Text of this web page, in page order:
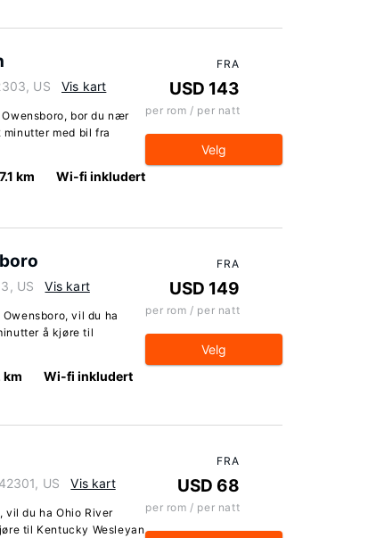
US Vis kart
bor du nær
med bil fra
km Wi-fi inkludert
FRA
USD 143
per rom / per natt
Velg
US Vis kart
vil du ha
å kjøre til
km Wi-fi inkludert
FRA
USD 149
per rom / per natt
Velg
US Vis kart
vil du ha Ohio River
til Kentucky Wesleyan
FRA
USD 68
per rom / per natt